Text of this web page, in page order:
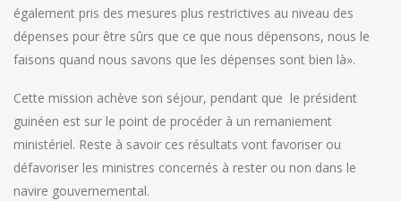
également pris des mesures plus restrictives au niveau des
dépenses pour être sûrs que ce que nous dépensons, nous le
faisons quand nous savons que les dépenses sont bien là».
Cette mission achève son séjour, pendant que le président
guinéen est sur le point de procéder à un remaniement
ministériel. Reste à savoir ces résultats vont favoriser ou
défavoriser les ministres concernés à rester ou non dans le
navire gouvernemental.